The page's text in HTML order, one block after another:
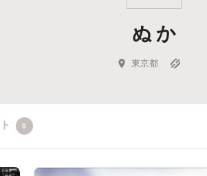
Feature
キュレーターから探す
ぬ か
東京都
0